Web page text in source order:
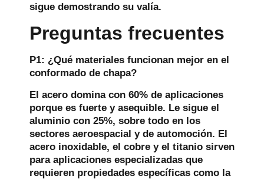
sigue demostrando su valía.
Preguntas frecuentes
P1: ¿Qué materiales funcionan mejor en el
conformado de chapa?
El acero domina con 60% de aplicaciones
porque es fuerte y asequible. Le sigue el
aluminio con 25%, sobre todo en los
sectores aeroespacial y de automoción. El
acero inoxidable, el cobre y el titanio sirven
para aplicaciones especializadas que
requieren propiedades específicas como la